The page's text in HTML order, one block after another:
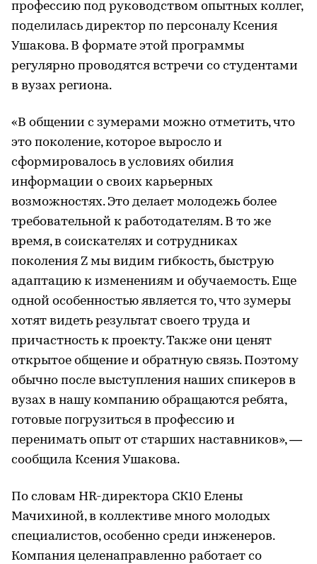
профессию под руководством опытных коллег,
поделилась директор по персоналу Ксения
Ушакова. В формате этой программы
регулярно проводятся встречи со студентами
в вузах региона.
«В общении с зумерами можно отметить, что
это поколение, которое выросло и
сформировалось в условиях обилия
информации о своих карьерных
возможностях. Это делает молодежь более
требовательной к работодателям. В то же
время, в соискателях и сотрудниках
поколения Z мы видим гибкость, быструю
адаптацию к изменениям и обучаемость. Еще
одной особенностью является то, что зумеры
хотят видеть результат своего труда и
причастность к проекту. Также они ценят
открытое общение и обратную связь. Поэтому
обычно после выступления наших спикеров в
вузах в нашу компанию обращаются ребята,
готовые погрузиться в профессию и
перенимать опыт от старших наставников», —
сообщила Ксения Ушакова.
По словам HR-директора СК10 Елены
Мачихиной, в коллективе много молодых
специалистов, особенно среди инженеров.
Компания целенаправленно работает со